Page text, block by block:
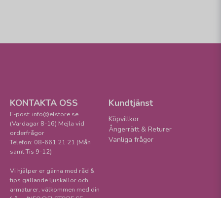
KONTAKTA OSS
E-post: info@elstore.se
(Vardagar 8-16) Mejla vid
orderfrågor
Telefon: 08-661 21 21 (Mån
samt Tis 9-12)
Vi hjälper er gärna med råd &
tips gällande ljuskällor och
armaturer, välkommen med din
Kundtjänst
Köpvillkor
Ångerrätt & Returer
Vanliga frågor